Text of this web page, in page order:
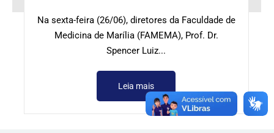
Na sexta-feira (26/06), diretores da Faculdade de
Medicina de Marília (FAMEMA), Prof. Dr.
Spencer Luiz...
Leia mais